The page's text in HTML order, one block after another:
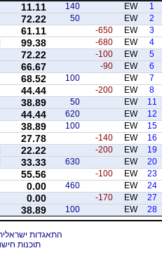
1
EW
140
11.11
2
EW
50
72.22
3
EW
-650
61.11
4
EW
-680
99.38
5
EW
-100
72.22
6
EW
-90
66.67
7
EW
100
68.52
8
EW
-200
44.44
11
EW
50
38.89
12
EW
620
44.44
15
EW
100
38.89
16
EW
-140
27.78
19
EW
-200
22.22
20
EW
630
33.33
23
EW
-100
55.56
24
EW
460
0.00
27
EW
-170
0.00
28
EW
100
38.89
התאגדות ישראלית לברידג' 2022 ©
תוכנות